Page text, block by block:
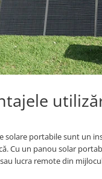
solare portabile sunt un
Cu un panou solar
lucra remote din